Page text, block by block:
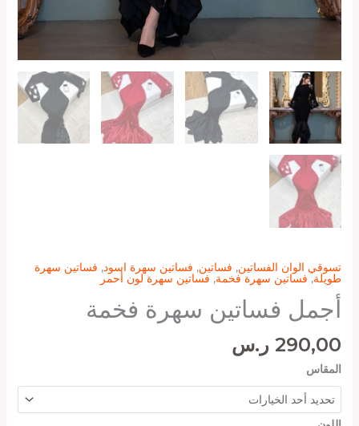
تسوقي الوان الفساتين, فساتين, فساتين سهرة اسود, فساتين سهرة
طويلة, فساتين سهرة فخمة, فساتين سهرة لون أحمر
أجمل فساتين سهرة فخمة
290,00 ر.س
المقاس